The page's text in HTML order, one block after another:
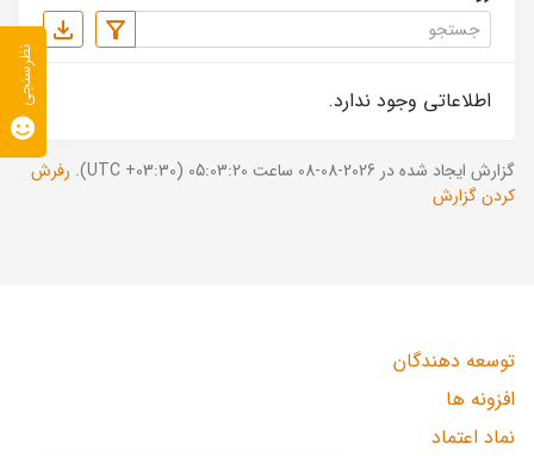
اطلاعاتی وجود ندارد.
گزارش ایجاد شده در 2026-08-08 ساعت 05:03:20 (UTC +03:30).
رفرش
کردن گزارش
توسعه دهندگان
افزونه ها
نماد اعتماد
نظرسنجی